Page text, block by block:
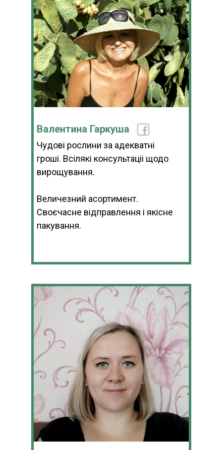
Валентина Гаркуша
Чудові рослини за адекватні
гроші. Всілякі консультаціі щодо
вирощування.
Величезний асортимент.
Своєчасне відправлення і якісне
пакування.